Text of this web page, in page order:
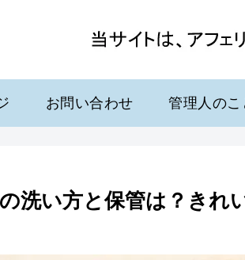
お問い合わせ 管理人のこ
洗い方と保管は？きれ